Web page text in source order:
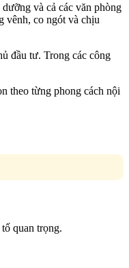
và cả các văn phòng
vênh, co ngót và chịu
đầu tư. Trong các công
theo từng phong cách nội
quan trọng.